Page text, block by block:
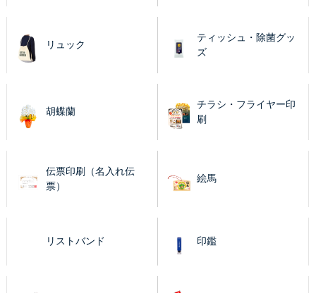
リュック
ティッシュ・除菌グッ
ズ
胡蝶蘭
チラシ・フライヤー印
刷
伝票印刷（名入れ伝
票）
絵馬
リストバンド 印鑑